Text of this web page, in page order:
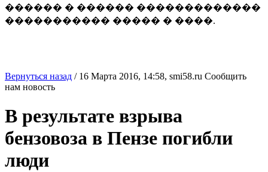
������ � ������ �������������
����������� ����� � ����.
Вернуться назад / 16 Марта 2016, 14:58, smi58.ru Сообщить
нам новость
В результате взрыва
бензовоза в Пензе погибли
люди